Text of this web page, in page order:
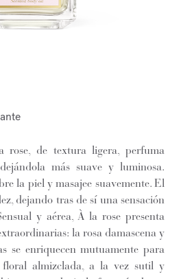
rose, de textura ligera, perfuma
más suave y luminosa.
la piel y masajee suavemente. El
dejando tras de sí una sensación
y aérea, À la rose presenta
la rosa damascena y
se enriquecen mutuamente para
almizclada, a la vez sutil y